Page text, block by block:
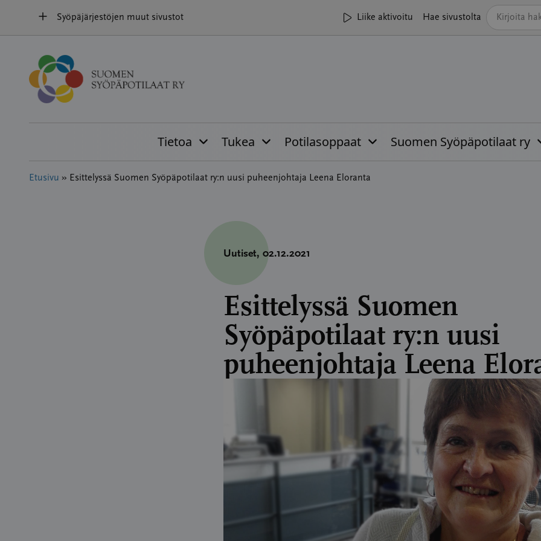
sisältöön
Syöpäjärjestöjen muut sivustot Liike aktivoitu Hae sivustolta
Tietoa Tukea Potilasoppaat Suomen Syöpäpotilaat ry
Etusivu » Esittelyssä Suomen Syöpäpotilaat ry:n uusi puheenjohtaja Leena Eloranta
Uutiset, 02.12.2021
Esittelyssä Suomen
Syöpäpotilaat ry:n uusi
puheenjohtaja Leena